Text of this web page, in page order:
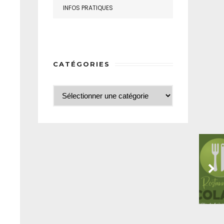
INFOS PRATIQUES
CATÉGORIES